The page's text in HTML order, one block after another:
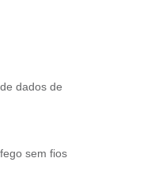
dados de
sem fios